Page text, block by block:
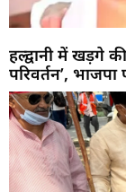
हल्द्वानी में खड़गे
परिवर्तन’,